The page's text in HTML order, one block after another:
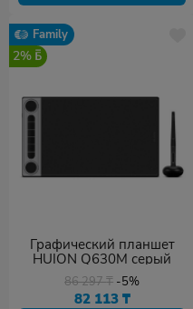
Family
2%
Графический планшет
HUION Q630M серый
86 297₸ -5%
82 113 ₸